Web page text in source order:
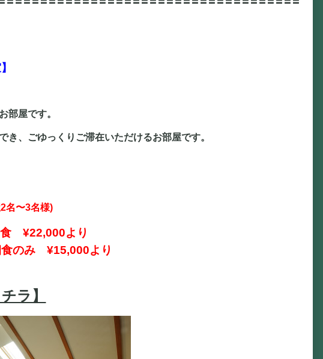
部屋です。
、ごゆっくりご滞在いただけるお部屋です。
名〜3名様)
¥22,000より
み ¥15,000より
ラ】